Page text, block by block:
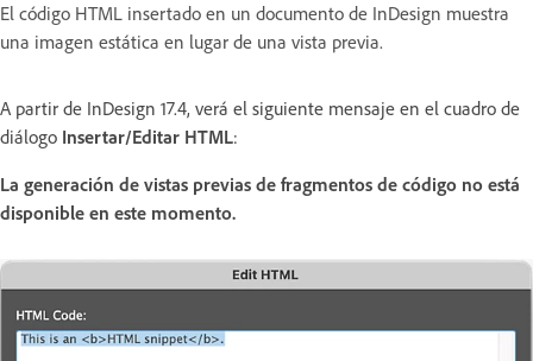
El código HTML insertado en un documento de InDesign muestra
una imagen estática en lugar de una vista previa.
A partir de InDesign 17.4, verá el siguiente mensaje en el cuadro de
diálogo Insertar/Editar HTML:
La generación de vistas previas de fragmentos de código no está
disponible en este momento.